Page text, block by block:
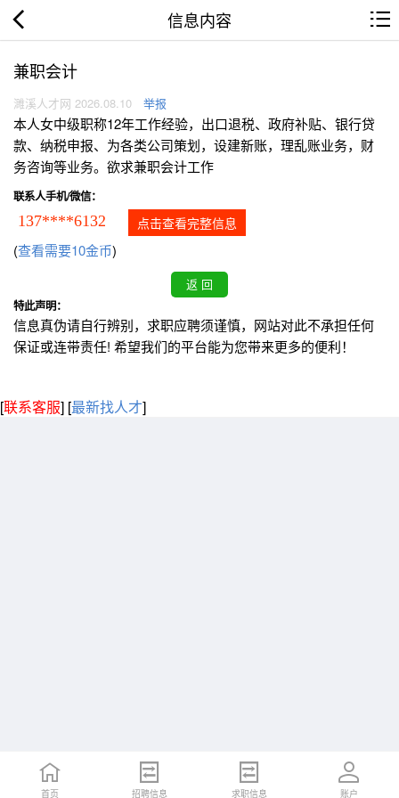
信息内容
兼职会计
濉溪人才网 2026.08.10 举报
本人女中级职称12年工作经验，出口退税、政府补贴、银行贷
款、纳税申报、为各类公司策划，设建新账，理乱账业务，财
务咨询等业务。欲求兼职会计工作
联系人手机/微信：
137****6132 点击查看完整信息
(查看需要10金币)
特此声明：
信息真伪请自行辨别，求职应聘须谨慎，网站对此不承担任何
保证或连带责任! 希望我们的平台能为您带来更多的便利！
[联系客服] [最新找人才]
首页 招聘信息 求职信息 账户